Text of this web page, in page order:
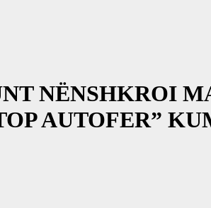
NËNSHKROI
AUTOFER”